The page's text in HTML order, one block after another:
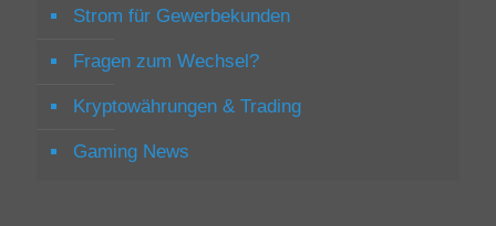
Strom für Gewerbekunden
Fragen zum Wechsel?
Kryptowährungen & Trading
Gaming News